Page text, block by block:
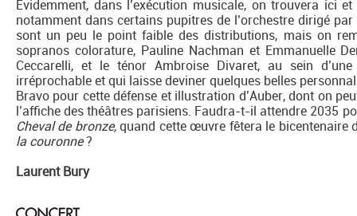
Evidemment, dans l’exécution musicale, on trouvera ici
notamment dans certains pupitres de l’orchestre dirigé
sont un peu le point faible des distributions, mais on
sopranos colorature, Pauline Nachman et Emmanuelle
Ceccarelli, et le ténor Ambroise Divaret, au sein
irréprochable et qui laisse deviner quelques belles
Bravo pour cette défense et illustration d’Auber, dont on
l’affiche des théâtres parisiens. Faudra-t-il attendre 2035
Cheval de bronze,quand cette œuvre fêtera le bicentenaire
la couronne?
Laurent Bury